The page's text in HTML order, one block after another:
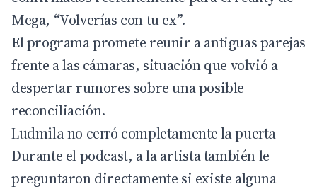
Mega, “Volverías con tu ex”.
El programa promete reunir a antiguas parejas
frente a las cámaras, situación que volvió a
despertar rumores sobre una posible
reconciliación.
Ludmila no cerró completamente la puerta
Durante el podcast, a la artista también le
preguntaron directamente si existe alguna